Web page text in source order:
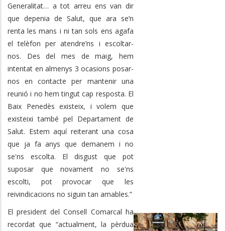
Generalitat… a tot arreu ens van dir
que depenia de Salut, que ara se’n
renta les mans i ni tan sols ens agafa
el telèfon per atendre’ns i escoltar-
nos. Des del mes de maig, hem
intentat en almenys 3 ocasions posar-
nos en contacte per mantenir una
reunió i no hem tingut cap resposta. El
Baix Penedès existeix, i volem que
existeixi també pel Departament de
Salut. Estem aquí reiterant una cosa
que ja fa anys que demanem i no
se'ns escolta. El disgust que pot
suposar que novament no se'ns
escolti, pot provocar que les
reivindicacions no siguin tan amables.”
El president del Consell Comarcal ha
recordat que “actualment, la pèrdua